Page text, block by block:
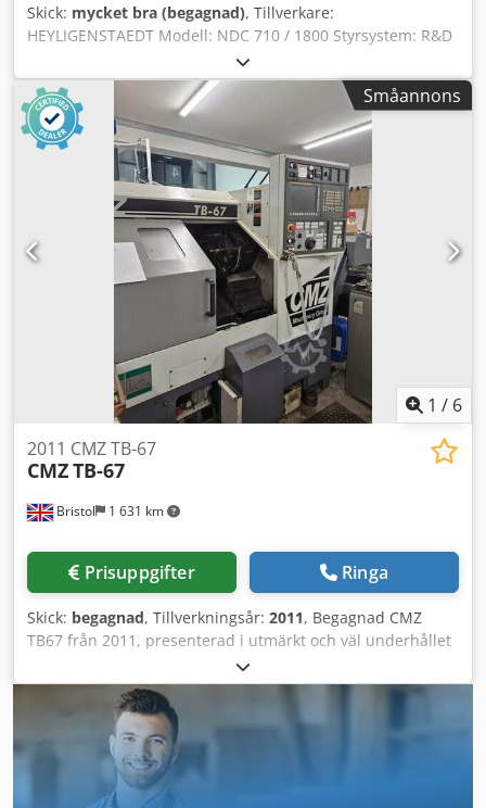
Skick: mycket bra (begagnad), Tillverkare:
HEYLIGENSTAEDT Modell: NDC 710 / 1800 Styrsystem: R&D
MTC3 4-stams chuck 1400 mm Fasta linjallager 3 st Ø 100–
1050 mm Rullande fasta linjallager (öppna) 2 st Ø 1120 mm
Cjdpfx Aiswzh A Aeljrf KNOLL spåntransportör (2022)
Borrstång Ø 260 x 3500 mm Borrstång Ø 200 x 1500 mm
Borrstång Ø 150 x 1100 mm Svarvlängd: 8250 mm
Svängdiameter över bädd: Ø 1400 mm Svängdiameter över
support: Ø 1120 mm Spindeleffekt: 100 kW Arbetsstyckets
vikt: 16 000 kg Längd: 14 000 mm Bredd: 3 500 mm Höjd: 2
900 mm Vikt: 32 000 kg
Småannons
1 / 6
Bristol 1 631 km
2011 CMZ TB-67
CMZTB-67
Prisuppgifter Ringa
Skick: begagnad, Tillverkningsår: 2011, Begagnad CMZ
TB67 från 2011, presenterad i utmärkt och väl underhållet
skick, fotograferad här medan den fortfarande var i
produktion...specificerad enligt följande: Tekniska
specifikationer: Max. svängdiameter 640 mm, Svarvlängd:
400 mm, Maximal svarvdiameter: 340 mm, X-Z-rörelser:
200-400 mm, Spindelnos: A2-6, Max varvtal: 4 000 rpm,
Spindelstorlek / max stångdiameter: 66 mm, Effekt: 17,4
kW, Revolver med 12 positioner. Pinoldocka, pinolvandring: